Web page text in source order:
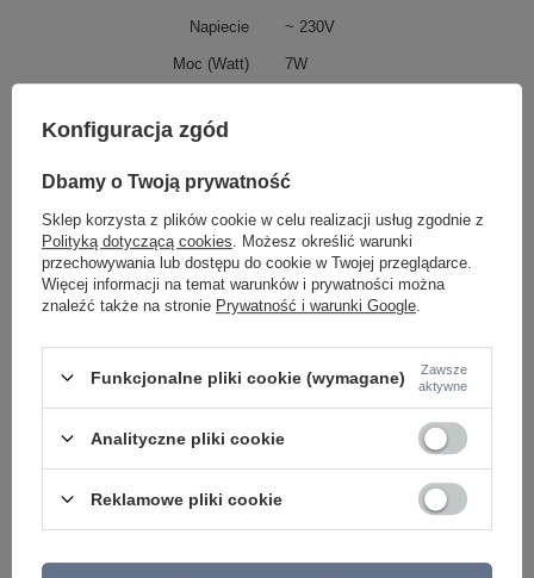
Podmiot odpowiedzialny za ten
produkt na terenie UE
Azzardo Sp. z o.o. Więcej
Napiecie ~ 230V
Moc (Watt) 7W
Klasa IP
Gwarancja w latach 2
koszyka otrzymasz gratis do zamówienia
Konfiguracja zgód
Dbamy o Twoją prywatność
Sklep korzysta z plików cookie w celu realizacji usług zgodnie z
Polityką dotyczącą cookies . Możesz określić warunki
przechowywania lub dostępu do cookie w Twojej przeglądarce.
Więcej informacji na temat warunków i prywatności można
znaleźć także na stronie Prywatność i warunki Google
Funkcjonalne pliki cookie (wymagane)
Zawsze
aktywne
Analityczne pliki cookie
Reklamowe pliki cookie